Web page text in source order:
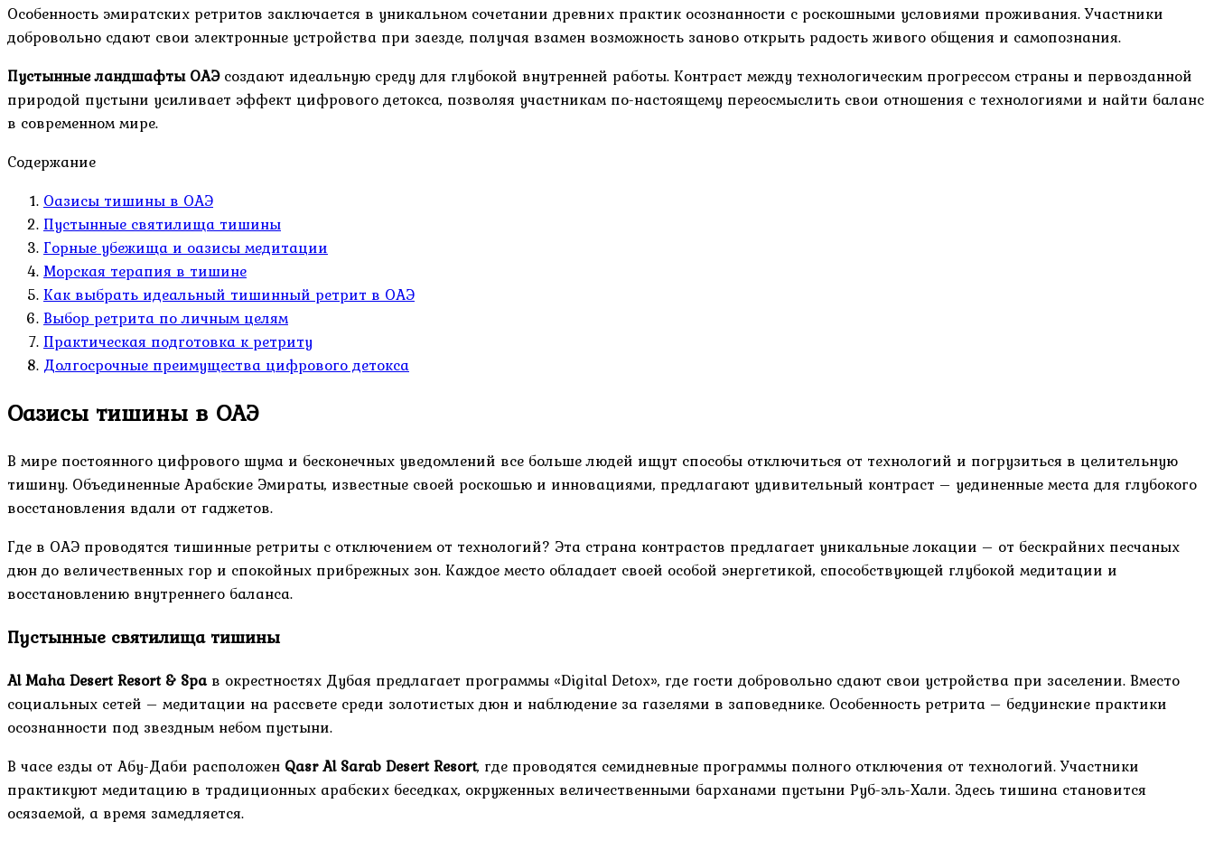
Особенность эмиратских ретритов заключается в уникальном сочетании древних практик осознанности с роскошными условиями проживания. Участники
добровольно сдают свои электронные устройства при заезде, получая взамен возможность заново открыть радость живого общения и самопознания.
Пустынные ландшафты ОАЭсоздают идеальную среду для глубокой внутренней работы. Контраст между технологическим прогрессом страны и первозданной
природой пустыни усиливает эффект цифрового детокса, позволяя участникам по-настоящему переосмыслить свои отношения с технологиями и найти баланс
в современном мире.
Содержание
Оазисы тишины в ОАЭ
Пустынные святилища тишины
Горные убежища и оазисы медитации
Морская терапия в тишине
Как выбрать идеальный тишинный ретрит в ОАЭ
Выбор ретрита по личным целям
Практическая подготовка к ретриту
Долгосрочные преимущества цифрового детокса
Оазисы тишины в ОАЭ
В мире постоянного цифрового шума и бесконечных уведомлений все больше людей ищут способы отключиться от технологий и погрузиться в целительную
тишину. Объединенные Арабские Эмираты, известные своей роскошью и инновациями, предлагают удивительный контраст – уединенные места для глубокого
восстановления вдали от гаджетов.
Где в ОАЭ проводятся тишинные ретриты с отключением от технологий? Эта страна контрастов предлагает уникальные локации – от бескрайних песчаных
дюн до величественных гор и спокойных прибрежных зон. Каждое место обладает своей особой энергетикой, способствующей глубокой медитации и
восстановлению внутреннего баланса.
Пустынные святилища тишины
Al Maha Desert Resort & Spaв окрестностях Дубая предлагает программы «Digital Detox», где гости добровольно сдают свои устройства при заселении. Вместо
социальных сетей – медитации на рассвете среди золотистых дюн и наблюдение за газелями в заповеднике. Особенность ретрита – бедуинские практики
осознанности под звездным небом пустыни.
В часе езды от Абу-Даби расположен Qasr Al Sarab Desert Resort, где проводятся семидневные программы полного отключения от технологий. Участники
практикуют медитацию в традиционных арабских беседках, окруженных величественными барханами пустыни Руб-эль-Хали. Здесь тишина становится
осязаемой, а время замедляется.